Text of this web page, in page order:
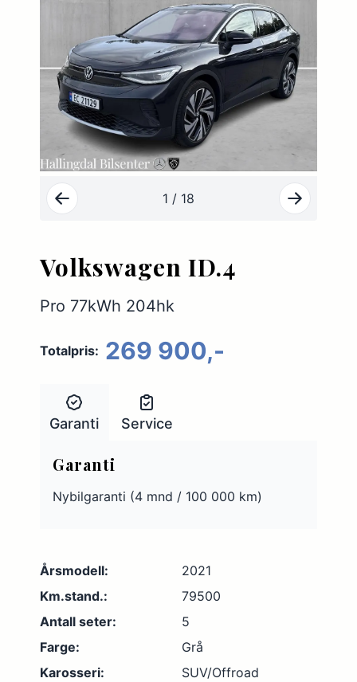
1 / 18
Volkswagen ID.4
Pro 77kWh 204hk
Totalpris: 269 900,-
Garanti Service
Garanti
Nybilgaranti (4 mnd / 100 000 km)
Årsmodell:
2021
Km.stand.:
79500
Antall seter:
5
Farge:
Grå
Karosseri:
SUV/Offroad